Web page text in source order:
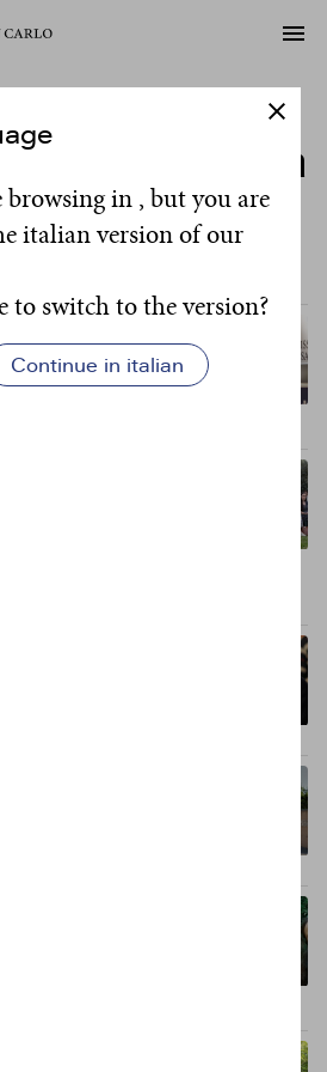
Raffaella
rischiarano la
suor
e di suor
fatto”
con i se ma
browsing in , but you are
italian version of our
to switch to the version?
Continue in italian